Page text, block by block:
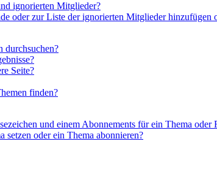
ignorierten Mitglieder?
oder zur Liste der ignorierten Mitglieder hinzufügen
durchsuchen?
Seite?
finden?
und einem Abonnements für ein Thema oder
setzen oder ein Thema abonnieren?